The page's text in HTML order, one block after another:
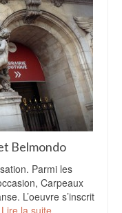
Belmondo
Parmi les
Carpeaux
L’oeuvre s’inscrit
Lire la suite